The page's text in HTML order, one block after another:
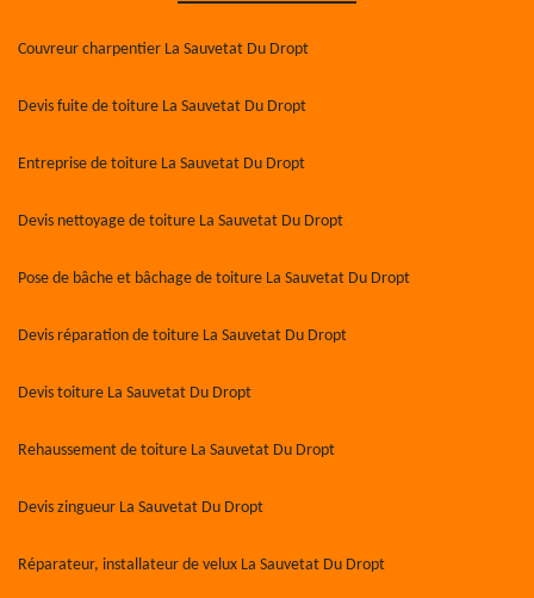
Couvreur charpentier La Sauvetat Du Dropt
Devis fuite de toiture La Sauvetat Du Dropt
Entreprise de toiture La Sauvetat Du Dropt
Devis nettoyage de toiture La Sauvetat Du Dropt
Pose de bâche et bâchage de toiture La Sauvetat Du Dropt
Devis réparation de toiture La Sauvetat Du Dropt
Devis toiture La Sauvetat Du Dropt
Rehaussement de toiture La Sauvetat Du Dropt
Devis zingueur La Sauvetat Du Dropt
Réparateur, installateur de velux La Sauvetat Du Dropt